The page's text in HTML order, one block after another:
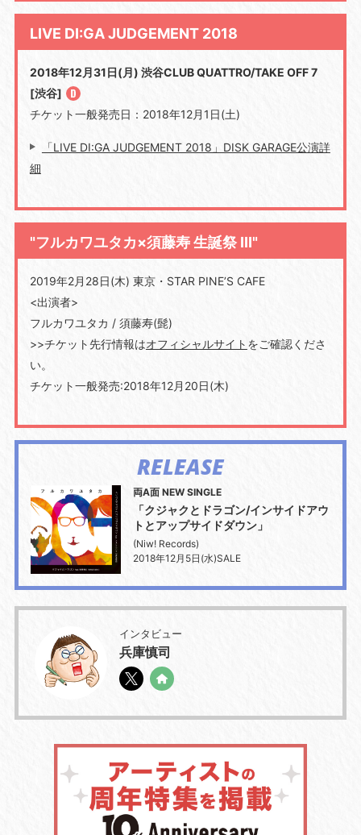
LIVE DI:GA JUDGEMENT 2018
2018年12月31日(月) 渋谷CLUB QUATTRO/TAKE OFF 7
[渋谷]
チケット一般発売日：2018年12月1日(土)
「LIVE DI:GA JUDGEMENT 2018」DISK GARAGE公演詳
細
"フルカワユタカ×須藤寿 生誕祭 III"
2019年2月28日(木) 東京・STAR PINE’S CAFE
<出演者>
フルカワユタカ / 須藤寿(髭)
>>チケット先行情報はオフィシャルサイト をご確認くださ
い。
チケット一般発売:2018年12月20日(木)
RELEASE
両A面 NEW SINGLE
「クジャクとドラゴン/インサイドアウ
トとアップサイドダウン」
(Niw! Records)
2018年12月5日(水)SALE
インタビュー
兵庫慎司